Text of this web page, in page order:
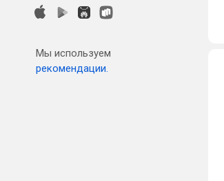
Мы используем
рекомендации.